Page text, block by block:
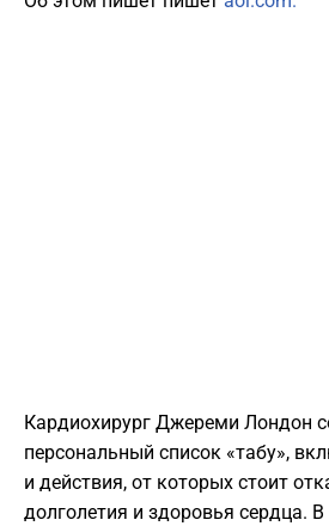
​Кардиохирург Джереми Лондон
персональный список «табу»,
и действия, от которых стоит
долголетия и здоровья сердца.